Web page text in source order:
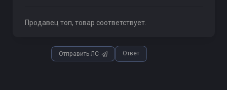
Продавец топ, товар соответствует.
Отправить ЛС Ответ